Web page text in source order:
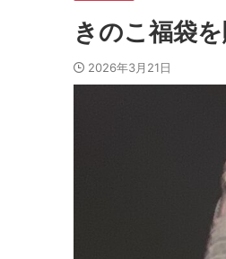
きのこ福袋
2026年3月21日